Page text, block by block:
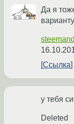
Да я
Ссылка
у тебя
Deleted